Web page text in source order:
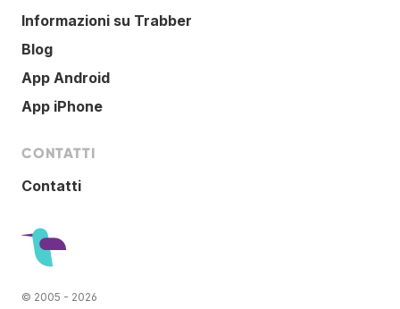
Informazioni su Trabber
Blog
App Android
App iPhone
CONTATTI
Contatti
© 2005 - 2026